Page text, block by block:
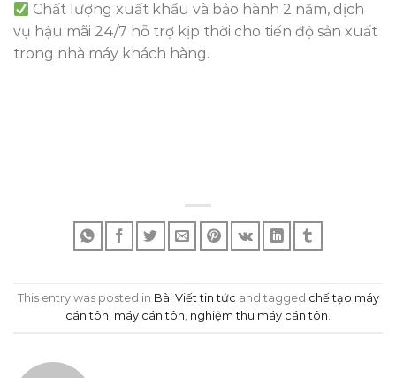
Chất lượng xuất khẩu và bảo hành 2 năm, dịch
vụ hậu mãi 24/7 hỗ trợ kịp thời cho tiến độ sản xuất
trong nhà máy khách hàng.
This entry was posted in Bài Viết tin tức and tagged chế tạo máy
cán tôn, máy cán tôn, nghiệm thu máy cán tôn.